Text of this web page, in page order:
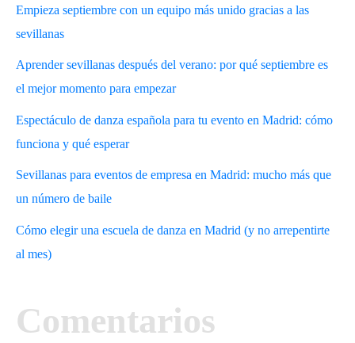
Empieza septiembre con un equipo más unido gracias a las
sevillanas
Aprender sevillanas después del verano: por qué septiembre es
el mejor momento para empezar
Espectáculo de danza española para tu evento en Madrid: cómo
funciona y qué esperar
Sevillanas para eventos de empresa en Madrid: mucho más que
un número de baile
Cómo elegir una escuela de danza en Madrid (y no arrepentirte
al mes)
Comentarios